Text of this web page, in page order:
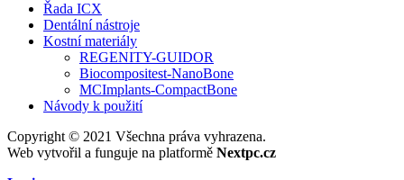
Řada ICX
Dentální nástroje
Kostní materiály
REGENITY-GUIDOR
Biocompositest-NanoBone
MCImplants-CompactBone
Návody k použití
Copyright © 2021 Všechna práva vyhrazena.
Web vytvořil a funguje na platformě Nextpc.cz